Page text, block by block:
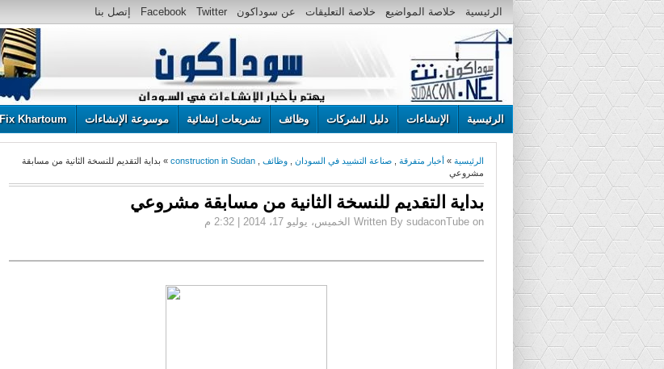
الرئيسية خلاصة المواضيع خلاصة التعليقات عن سوداكون Twitter
Facebook إتصل بنا
الرئيسية الإنشاءات دليل الشركات وظائف تشريعات إنشائية موسوعة الإنشاءات Fix Khartoum
الرئيسية » أخبار متفرقة صناعة التشييد في السودان وظائف construction in Sudan » بداية التقديم للنسخة الثانية من مسابقة
مشروعي
بداية التقديم للنسخة الثانية من مسابقة مشروعي
Written By sudaconTube on الخميس، يوليو 17، 2014 | 2:32 م